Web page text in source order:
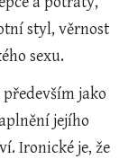
styl, věrnost
sexu.
jako
jejího
Ironické je, že